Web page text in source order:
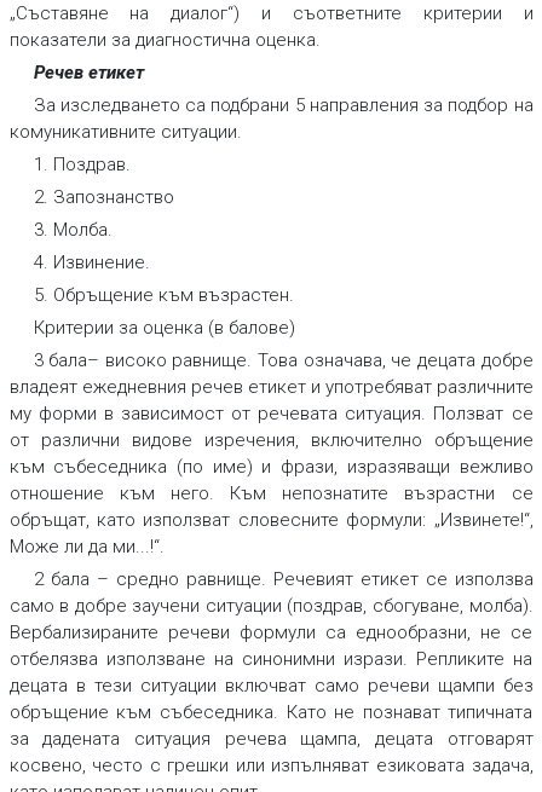
„Съставяне на диалог“) и съответните критерии и
показатели за диагностична оценка.
Речев етикет
За изследването са подбрани 5 направления за подбор на
комуникативните ситуации.
1. Поздрав.
2. Запознанство
3. Молба.
4. Извинение.
5. Обръщение към възрастен.
Критерии за оценка (в балове)
3 бала– високо равнище. Това означава, че децата добре
владеят ежедневния речев етикет и употребяват различните
му форми в зависимост от речевата ситуация. Ползват се
от различни видове изречения, включително обръщение
към събеседника (по име) и фрази, изразяващи вежливо
отношение към него. Към непознатите възрастни се
обръщат, като използват словесните формули: „Извинете!“,
Може ли да ми...!“.
2 бала – средно равнище. Речевият етикет се използва
само в добре заучени ситуации (поздрав, сбогуване, молба).
Вербализираните речеви формули са еднообразни, не се
отбелязва използване на синонимни изрази. Репликите на
децата в тези ситуации включват само речеви щампи без
обръщение към събеседника. Като не познават типичната
за дадената ситуация речева щампа, децата отговарят
косвено, често с грешки или изпълняват езиковата задача,